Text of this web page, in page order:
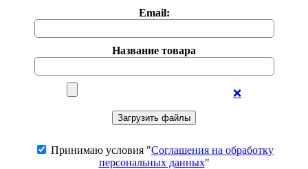
Email:
Название товара
❌
Принимаю условия "Соглашения на обработку
персональных данных"